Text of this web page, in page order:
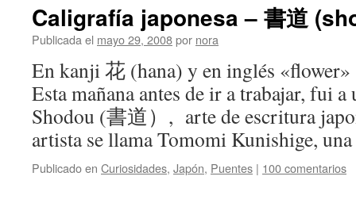
Caligrafía japonesa – 書道
Publicada el mayo 29, 2008por nora
En kanji 花 (hana) y en inglés
Esta mañana antes de ir a trabajar, fui
Shodou (書道）, arte de escritura
artista se llama Tomomi Kunishige,
Publicado en Curiosidades, Japón, Puentes | 100 comentarios